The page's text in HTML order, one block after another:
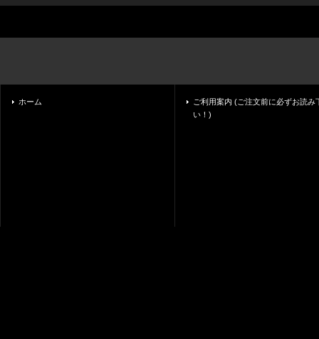
ホーム
ご利用案内 (ご注文前に必ずお読み
い！)